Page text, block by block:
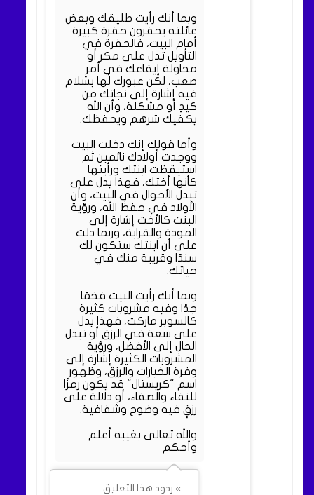
وبما أنك رأيت طليقك وبعض
عائلته يحفرون حفرة كبيرة
أمام البيت، فالحفرة في
التأويل تدل على مكر أو
محاولة إيقاعك في أمرٍ
صعب، لكن عبورك لها بسلام
فيه إشارة إلى نجاتك من
كيدٍ أو مشكلة، وأن الله
يكفيك شرهم ويحفظك.
وأما قولك إنك دخلت البيت
ووجدت أولادك نائمين ثم
استيقظت ابنتك ورأيتها
كأنها أختك، فهذا يدل على
تبدل الأحوال في البيت، وأن
الأولاد في حفظ الله، ورؤية
البنت كالأخت إشارة إلى
المودة والقرابة، وربما دلت
على أن ابنتك ستكون لك
سندًا وقريبة منك في
حياتك.
وبما أنك رأيت البيت فخمًا
جدًا وفيه مشروبات كثيرة
كالسوبر ماركت، فهذا يدل
على سعة في الرزق أو تبدل
الحال إلى الأفضل، ورؤية
المشروبات الكثيرة إشارة إلى
وفرة الخيارات والرزق، وظهور
اسم "كريستال" قد يكون رمزًا
للنقاء والصفاء، أو دلالة على
رزقٍ فيه وضوح وشفافية.
والله تعالى بغيبه أعلم
وأحكم
» ردود هذا التعليق